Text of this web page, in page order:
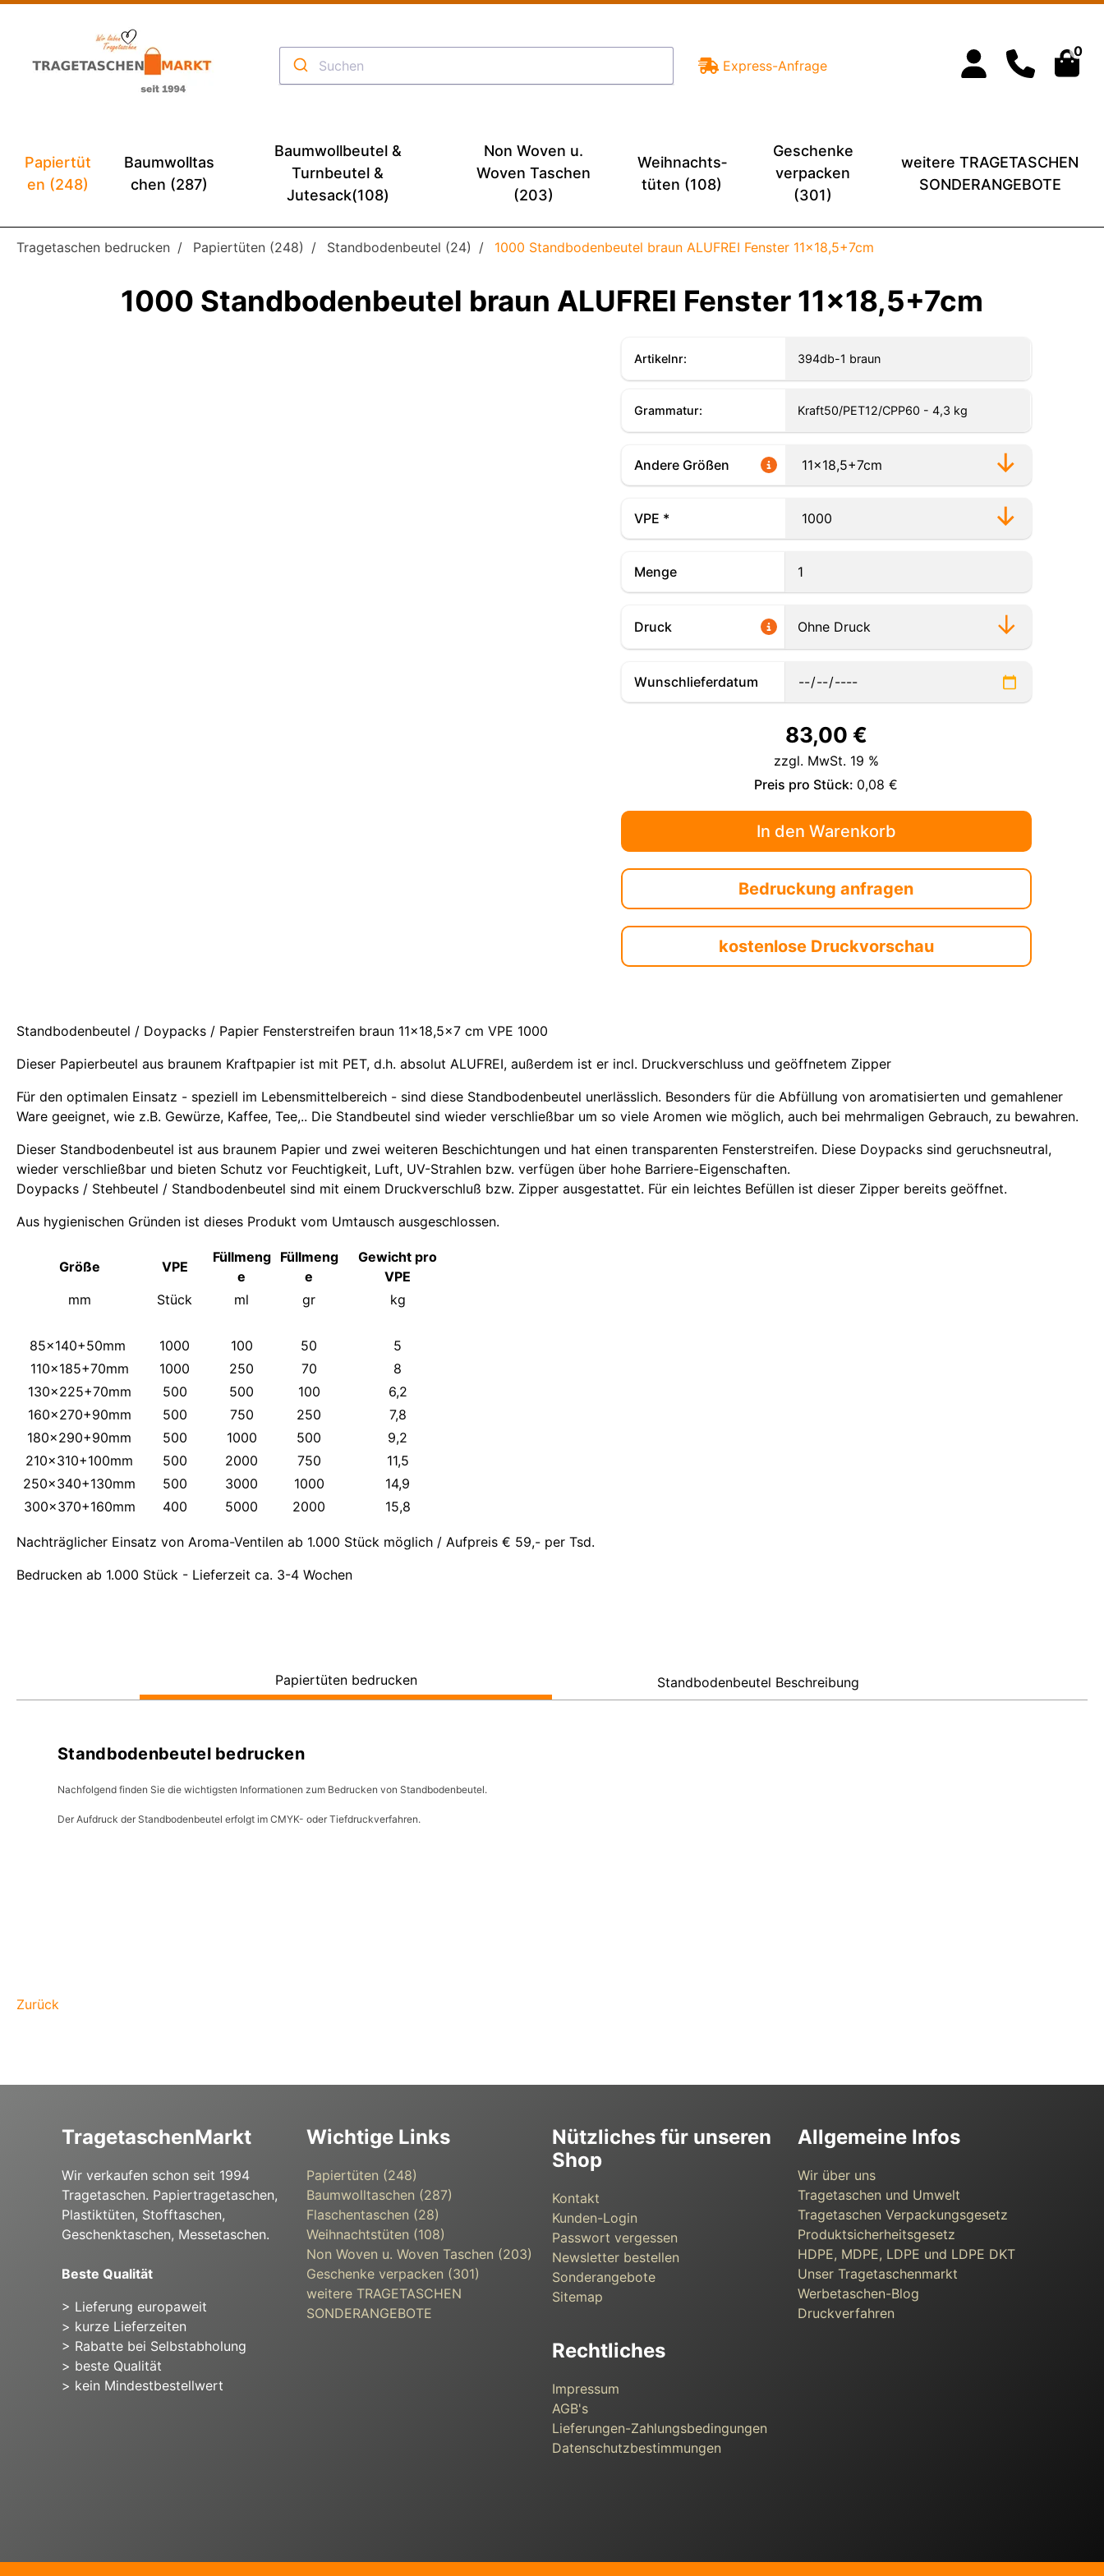
Express-Anfrage
0
Papiertüt
en (248)
Baumwolltas
chen (287)
Baumwollbeutel &
Turnbeutel &
Jutesack(108)
Non Woven u.
Woven Taschen
(203)
Weihnachts­
tüten (108)
Geschenke
verpacken
(301)
weitere TRAGETASCHEN
SONDERANGEBOTE
Tragetaschen bedrucken Papiertüten (248) Standbodenbeutel (24) 1000 Standbodenbeutel braun ALUFREI Fenster 11x18,5+7cm
1000 Standbodenbeutel braun ALUFREI Fenster 11x18,5+7cm
Artikelnr: 394db-1 braun
Grammatur: Kraft50/PET12/CPP60 - 4,3 kg
Andere Größen
VPE *
Menge
Druck
Wunschlieferdatum
83,00 €
zzgl. MwSt. 19 %
Preis pro Stück: 0,08 €
Bedruckung anfragen
kostenlose Druckvorschau
Standbodenbeutel / Doypacks / Papier Fensterstreifen braun 11x18,5x7 cm VPE 1000
Dieser Papierbeutel aus braunem Kraftpapier ist mit PET, d.h. absolut ALUFREI, außerdem ist er incl. Druckverschluss und geöffnetem Zipper
Für den optimalen Einsatz - speziell im Lebensmittelbereich - sind diese Standbodenbeutel unerlässlich. Besonders für die Abfüllung von aromatisierten und gemahlener
Ware geeignet, wie z.B. Gewürze, Kaffee, Tee,.. Die Standbeutel sind wieder verschließbar um so viele Aromen wie möglich, auch bei mehrmaligen Gebrauch, zu bewahren.
Dieser Standbodenbeutel ist aus braunem Papier und zwei weiteren Beschichtungen und hat einen transparenten Fensterstreifen. Diese Doypacks sind geruchsneutral,
wieder verschließbar und bieten Schutz vor Feuchtigkeit, Luft, UV-Strahlen bzw. verfügen über hohe Barriere-Eigenschaften.
Doypacks / Stehbeutel / Standbodenbeutel sind mit einem Druckverschluß bzw. Zipper ausgestattet. Für ein leichtes Befüllen ist dieser Zipper bereits geöffnet.
Aus hygienischen Gründen ist dieses Produkt vom Umtausch ausgeschlossen.
Größe VPE
Füllmeng
e
Füllmeng
e
Gewicht pro
VPE
mm
Stück ml gr kg
85x140+50mm 1000 100 50
5
110x185+70mm
1000 250 70
8
130x225+70mm
500 500 100
6,2
160x270+90mm
500 750 250
7,8
180x290+90mm
500 1000 500
9,2
210x310+100mm
500 2000 750
11,5
250x340+130mm
500 3000 1000
14,9
300x370+160mm
400 5000 2000 15,8
Nachträglicher Einsatz von Aroma-Ventilen ab 1.000 Stück möglich / Aufpreis € 59,- per Tsd.
Bedrucken ab 1.000 Stück - Lieferzeit ca. 3-4 Wochen
Papiertüten bedrucken Standbodenbeutel Beschreibung
Standbodenbeutel bedrucken
Nachfolgend finden Sie die wichtigsten Informationen zum Bedrucken von Standbodenbeutel.
Der Aufdruck der Standbodenbeutel erfolgt im CMYK- oder Tiefdruckverfahren.
Zurück
TragetaschenMarkt
Wir verkaufen schon seit 1994
Tragetaschen. Papiertragetaschen,
Plastiktüten, Stofftaschen,
Geschenktaschen, Messetaschen.
Beste Qualität
> Lieferung europaweit
> kurze Lieferzeiten
> Rabatte bei Selbstabholung
> beste Qualität
> kein Mindestbestellwert
Wichtige Links
Papiertüten (248)
Baumwolltaschen (287)
Flaschentaschen (28)
Weihnachts­tüten (108)
Non Woven u. Woven Taschen (203)
Geschenke verpacken (301)
weitere TRAGETASCHEN
SONDERANGEBOTE
Nützliches für unseren
Shop
Kontakt
Kunden-Login
Passwort vergessen
Newsletter bestellen
Sonderangebote
Sitemap
Rechtliches
Impressum
AGB's
Lieferungen-Zahlungsbedingungen
Datenschutzbestimmungen
Allgemeine Infos
Wir über uns
Tragetaschen und Umwelt
Tragetaschen Verpackungsgesetz
Produktsicherheitsgesetz
HDPE, MDPE, LDPE und LDPE DKT
Unser Tragetaschenmarkt
Werbetaschen-Blog
Druckverfahren